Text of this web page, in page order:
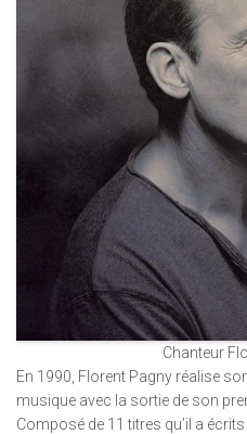
Chanteur
En 1990, Florent Pagny réalise
musique avec la sortie de son
Composé de 11 titres qu’il a